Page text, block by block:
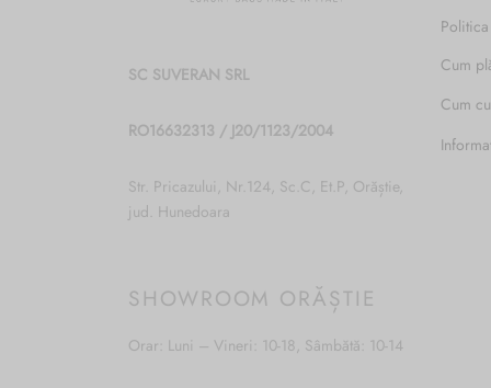
SC SUVERAN SRL
RO16632313 / J20/1123/2004
Str. Pricazului, Nr.124, Sc.C, Et.P, Orăștie,
jud. Hunedoara
SHOWROOM ORĂȘTIE
Orar: Luni – Vineri: 10-18, Sâmbătă: 10-14
Cum
Cum